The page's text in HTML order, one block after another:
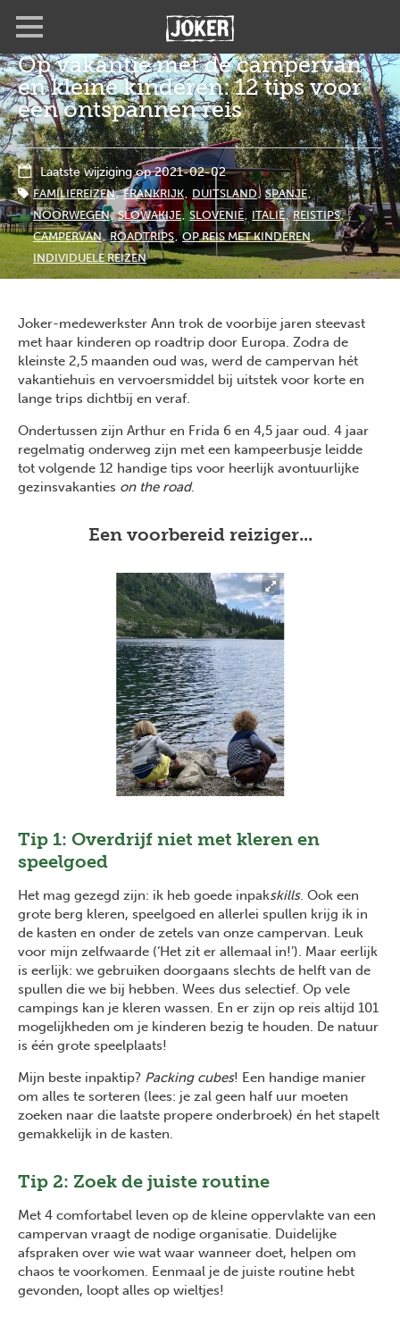
de
inhoud
gaan
Op vakantie met de campervan
en kleine kinderen: 12 tips voor
een ontspannen reis
Laatste wijziging op 2021-02-02
FAMILIEREIZEN FRANKRIJK DUITSLAND SPANJE
NOORWEGEN SLOWAKIJE SLOVENIË ITALIË REISTIPS
CAMPERVAN ROADTRIPS OP REIS MET KINDEREN
INDIVIDUELE REIZEN
Joker-medewerkster Ann trok de voorbije jaren steevast
met haar kinderen op roadtrip door Europa. Zodra de
kleinste 2,5 maanden oud was, werd de campervan hét
vakantiehuis en vervoersmiddel bij uitstek voor korte en
lange trips dichtbij en veraf.
Ondertussen zijn Arthur en Frida 6 en 4,5 jaar oud. 4 jaar
regelmatig onderweg zijn met een kampeerbusje leidde
tot volgende 12 handige tips voor heerlijk avontuurlijke
gezinsvakanties on the road.
Een voorbereid reiziger...
Tip 1: Overdrijf niet met kleren en
speelgoed
Het mag gezegd zijn: ik heb goede inpakskills. Ook een
grote berg kleren, speelgoed en allerlei spullen krijg ik in
de kasten en onder de zetels van onze campervan. Leuk
voor mijn zelfwaarde (‘Het zit er allemaal in!’). Maar eerlijk
is eerlijk: we gebruiken doorgaans slechts de helft van de
spullen die we bij hebben. Wees dus selectief. Op vele
campings kan je kleren wassen. En er zijn op reis altijd 101
mogelijkheden om je kinderen bezig te houden. De natuur
is één grote speelplaats!
Mijn beste inpaktip? Packing cubes! Een handige manier
om alles te sorteren (lees: je zal geen half uur moeten
zoeken naar die laatste propere onderbroek) én het stapelt
gemakkelijk in de kasten.
Tip 2: Zoek de juiste routine
Met 4 comfortabel leven op de kleine oppervlakte van een
campervan vraagt de nodige organisatie. Duidelijke
afspraken over wie wat waar wanneer doet, helpen om
chaos te voorkomen. Eenmaal je de juiste routine hebt
gevonden, loopt alles op wieltjes!